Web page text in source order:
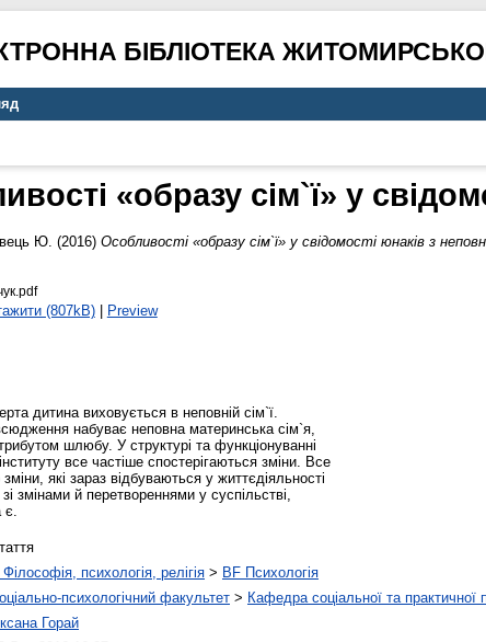
БІБЛІОТЕКА
«образу сім`ї» у
Ю. (2016) Особливості «образу сім`ї» у свідомості юнаків з
(807kB)| Preview
дитина виховується в неповній сім`ї.
набуває неповна материнська сім`я,
шлюбу. У структурі та функціонуванні
все частіше спостерігаються зміни. Все
які зараз відбуваються у життєдіяльності
зі змінами й перетвореннями у суспільстві,
психологія, релігія > BF Психологія
психологічний факультет > Кафедра соціальної та практичної
Горай